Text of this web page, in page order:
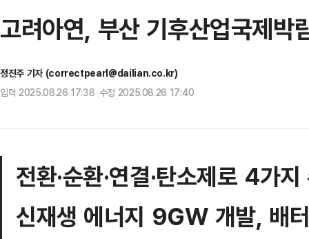
고려아연, 부산 기후산업국제박
정진주 기자 (correctpearl@dailian.co.kr)
입력 2025.08.26 17:38 수정 2025.08.26 17:40
전환·순환·연결·탄소제로 4가
신재생 에너지 9GW 개발, 배